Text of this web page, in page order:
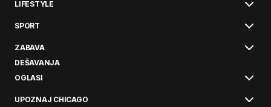
LIFESTYLE
SPORT
ZABAVA
DEŠAVANJA
OGLASI
UPOZNAJ CHICAGO